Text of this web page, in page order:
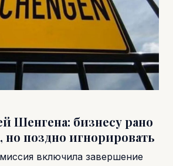
Шенгена: бизнесу рано
но поздно игнорировать
включила завершение